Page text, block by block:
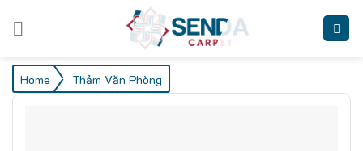
Home / Thảm Văn Phòng